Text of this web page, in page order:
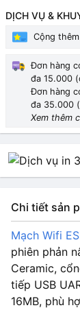
DỊCH VỤ &
Cộng thêm
Đơn hàng
đa 15.000
Đơn hàng
đa 35.000
Xem thêm
Chi tiết sản
Mạch Wifi
phiên phản
Ceramic,
tiếp USB
16MB, phù